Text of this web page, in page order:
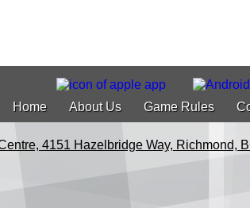
Home About Us Game Rules
4151 Hazelbridge Way, Richmond,